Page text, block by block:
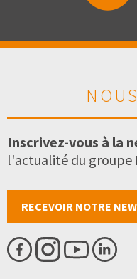
Inscrivez-vous à la
l'actualité du groupe
RECEVOIR NOTRE